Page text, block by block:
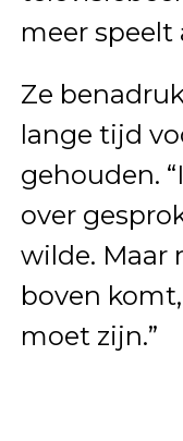
meer speelt
Ze
lange tijd
gehouden.
over
wilde. Maar
boven
moet zijn.”